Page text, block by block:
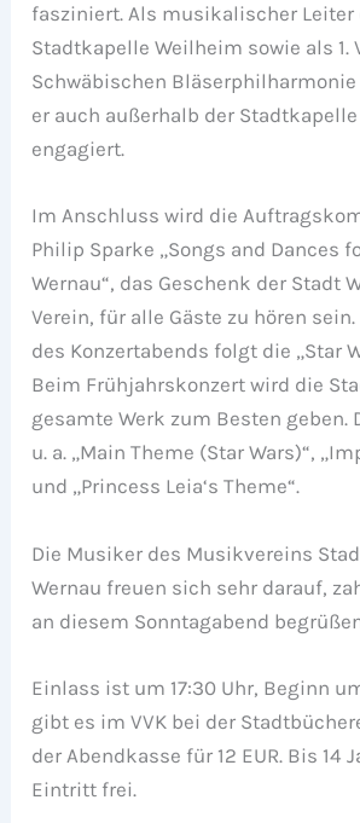
fasziniert. Als musikalischer Leiter
Stadtkapelle Weilheim sowie als 1.
Schwäbischen
er auch außerhalb der
engagiert.
Im Anschluss wird die
Philip Sparke „Songs and Dances
Wernau“, das Geschenk der Stadt
Verein, für alle Gäste zu hören
des Konzertabends folgt die „Star
Beim Frühjahrskonzert wird die
gesamte Werk zum Besten geben.
u. a. „Main Theme (Star Wars)“,
und „Princess Leia‘s Theme“.
Die Musiker des Musikvereins
Wernau freuen sich sehr darauf,
an diesem Sonntagabend
Einlass ist um 17:30 Uhr, Beginn
gibt es im VVK bei der
der Abendkasse für 12 EUR. Bis 14
Eintritt frei.